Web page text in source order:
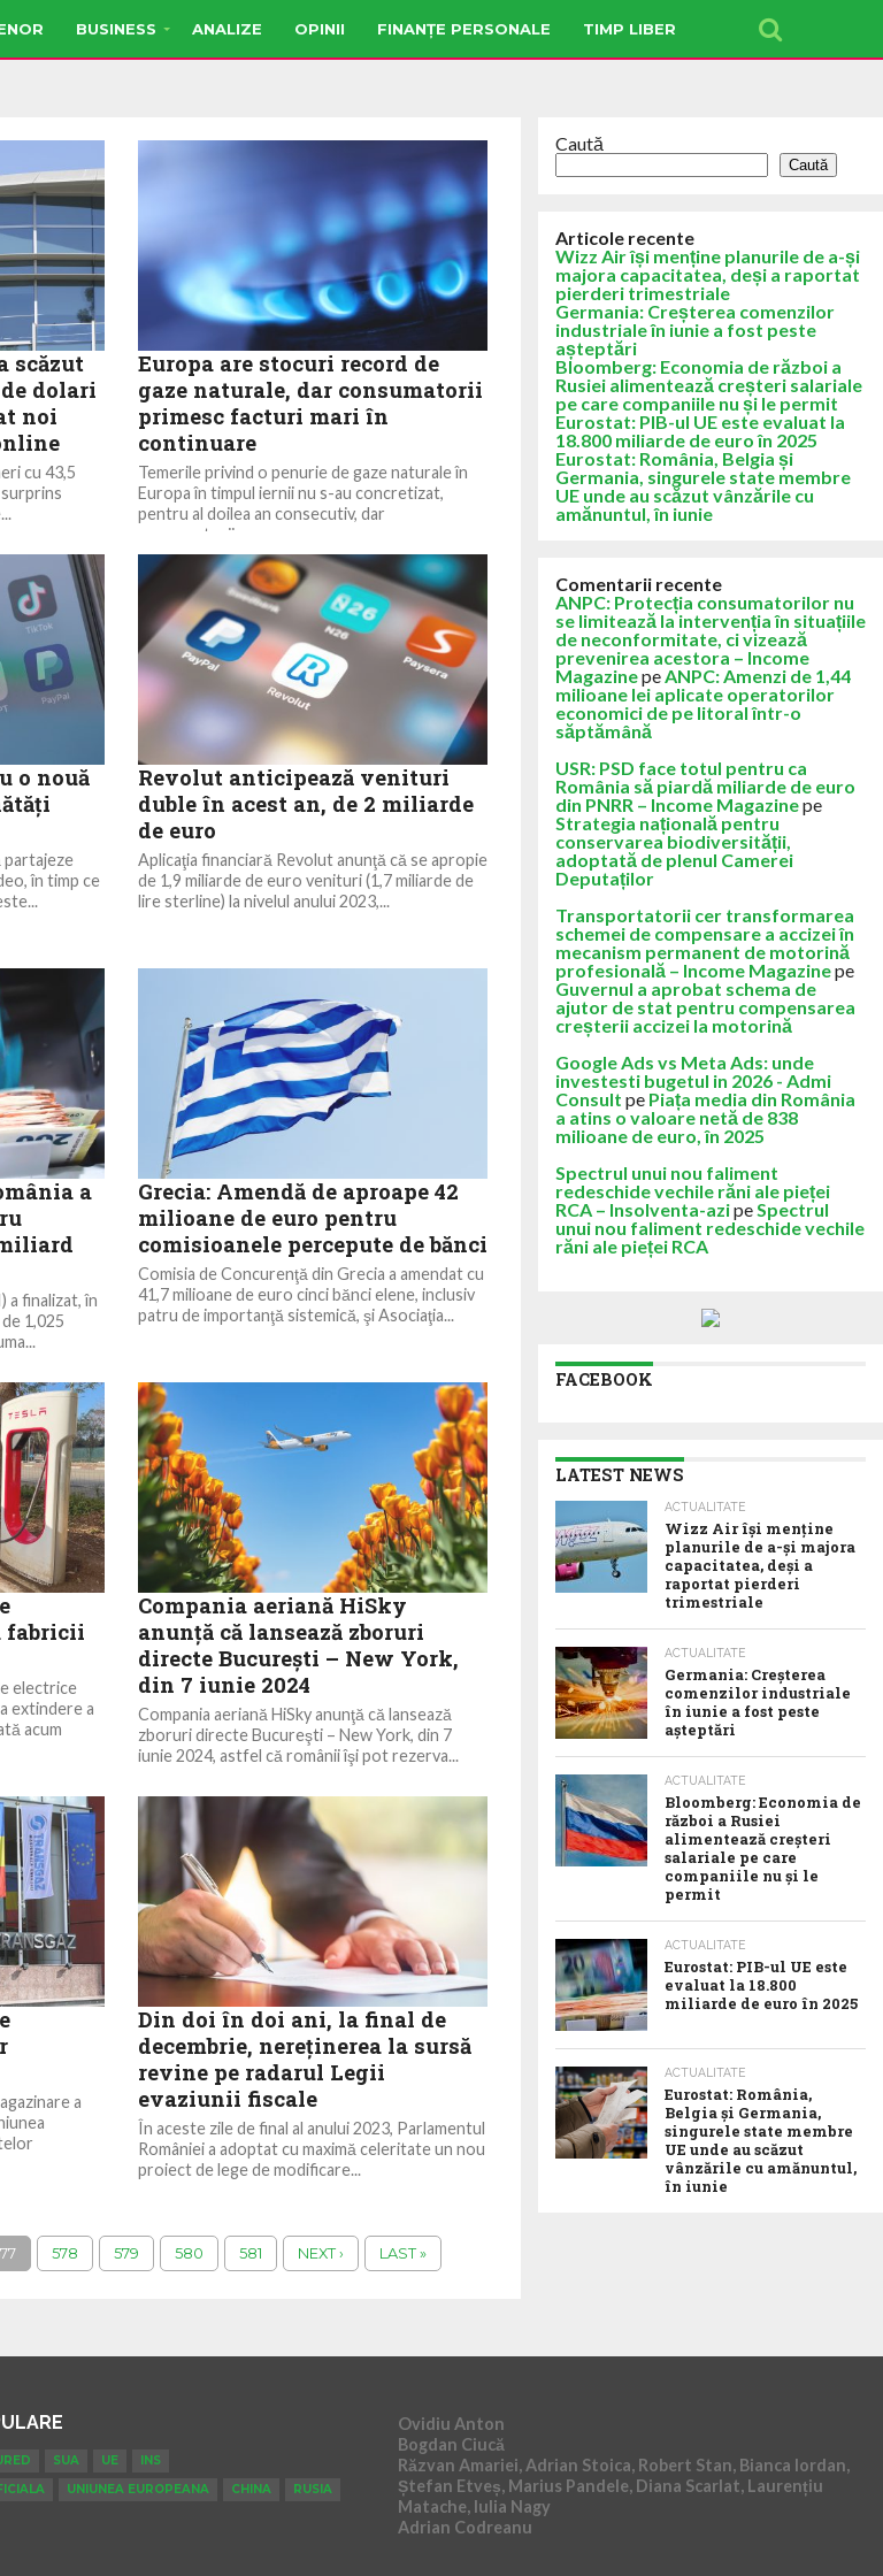
BUSINESS ANALIZE OPINII FINANȚE PERSONALE TIMP LIBER
scăzut
dolari
noi
cu 43,5
surprins
Europa are stocuri record de
gaze naturale, dar consumatorii
primesc facturi mari în
continuare
Temerile privind o penurie de gaze naturale în
Europa în timpul iernii nu s-au concretizat,
pentru al doilea an consecutiv, dar
consumatorii...
o nouă
partajeze
în timp ce
Revolut anticipează venituri
duble în acest an, de 2 miliarde
de euro
Aplicaţia financiară Revolut anunţă că se apropie
de 1,9 miliarde de euro venituri (1,7 miliarde de
lire sterline) la nivelul anului 2023,...
a
a finalizat, în
1,025
Grecia: Amendă de aproape 42
milioane de euro pentru
comisioanele percepute de bănci
Comisia de Concurenţă din Grecia a amendat cu
41,7 milioane de euro cinci bănci elene, inclusiv
patru de importanţă sistemică, şi Asociaţia...
fabricii
electrice
extindere a
acum
Compania aeriană HiSky
anunţă că lansează zboruri
directe Bucureşti – New York,
din 7 iunie 2024
Compania aeriană HiSky anunţă că lansează
zboruri directe Bucureşti – New York, din 7
iunie 2024, astfel că românii îşi pot rezerva...
a
Din doi în doi ani, la final de
decembrie, nereținerea la sursă
revine pe radarul Legii
evaziunii fiscale
În aceste zile de final al anului 2023, Parlamentul
României a adoptat cu maximă celeritate un nou
proiect de lege de modificare...
578 579 580 581 NEXT › LAST »
Caută
Caută
Articole recente
Wizz Air își menține planurile de a-și
majora capacitatea, deși a raportat
pierderi trimestriale
Germania: Creșterea comenzilor
industriale în iunie a fost peste
așteptări
Bloomberg: Economia de război a
Rusiei alimentează creșteri salariale
pe care companiile nu și le permit
Eurostat: PIB-ul UE este evaluat la
18.800 miliarde de euro în 2025
Eurostat: România, Belgia și
Germania, singurele state membre
UE unde au scăzut vânzările cu
amănuntul, în iunie
Comentarii recente
ANPC: Protecția consumatorilor nu
se limitează la intervenția în situațiile
de neconformitate, ci vizează
prevenirea acestora – Income
MagazinepeANPC: Amenzi de 1,44
milioane lei aplicate operatorilor
economici de pe litoral într-o
săptămână
USR: PSD face totul pentru ca
România să piardă miliarde de euro
din PNRR – Income Magazinepe
Strategia națională pentru
conservarea biodiversității,
adoptată de plenul Camerei
Deputaților
Transportatorii cer transformarea
schemei de compensare a accizei în
mecanism permanent de motorină
profesională – Income Magazinepe
Guvernul a aprobat schema de
ajutor de stat pentru compensarea
creșterii accizei la motorină
Google Ads vs Meta Ads: unde
investesti bugetul in 2026 - Admi
Consult pe Piața media din România
a atins o valoare netă de 838
milioane de euro, în 2025
Spectrul unui nou faliment
redeschide vechile răni ale pieței
RCA – Insolventa-azipeSpectrul
unui nou faliment redeschide vechile
răni ale pieței RCA
FACEBOOK
LATEST NEWS
ACTUALITATE
Wizz Air își menține
planurile de a-și majora
capacitatea, deși a
raportat pierderi
trimestriale
ACTUALITATE
Germania: Creșterea
comenzilor industriale
în iunie a fost peste
așteptări
ACTUALITATE
Bloomberg: Economia de
război a Rusiei
alimentează creșteri
salariale pe care
companiile nu și le
permit
ACTUALITATE
Eurostat: PIB-ul UE este
evaluat la 18.800
miliarde de euro în 2025
ACTUALITATE
Eurostat: România,
Belgia și Germania,
singurele state membre
UE unde au scăzut
vânzările cu amănuntul,
în iunie
SUA UE
INS
UNIUNEA EUROPEANA CHINA
RUSIA
Ovidiu Anton
Bogdan Ciucă
Răzvan Amariei, Adrian Stoica, Robert Stan, Bianca Iordan,
Ștefan Etveș, Marius Pandele, Diana Scarlat, Laurențiu
Matache, Iulia Nagy
Adrian Codreanu